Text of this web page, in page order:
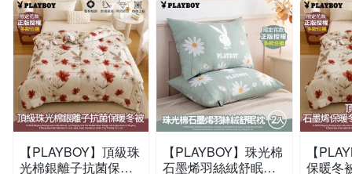
【PLAYBOY】頂級珠
光棉銀離子抗菌保暖
【PLAYBOY】珠光棉
石墨烯羽絲絨舒眠枕2
【
保暖冬